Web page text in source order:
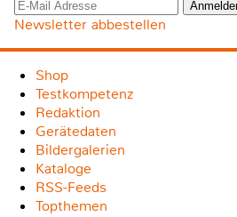
Newsletter abbestellen
Shop
Testkompetenz
Redaktion
Gerätedaten
Bildergalerien
Kataloge
RSS-Feeds
Topthemen